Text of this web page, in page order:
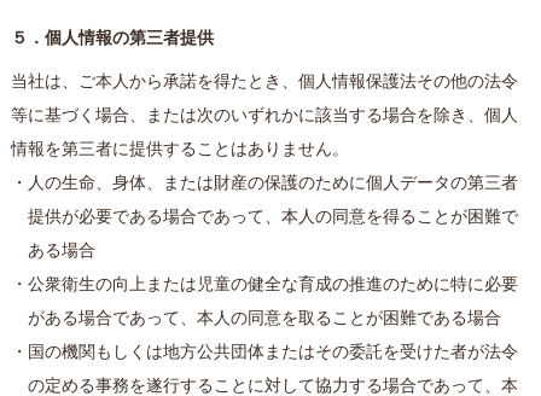
５．個人情報の第三者提供
当社は、ご本人から承諾を得たとき、個人情報保護法その他の法令
等に基づく場合、または次のいずれかに該当する場合を除き、個人
情報を第三者に提供することはありません。
・人の生命、身体、または財産の保護のために個人データの第三者
提供が必要である場合であって、本人の同意を得ることが困難で
ある場合
・公衆衛生の向上または児童の健全な育成の推進のために特に必要
がある場合であって、本人の同意を取ることが困難である場合
・国の機関もしくは地方公共団体またはその委託を受けた者が法令
の定める事務を遂行することに対して協力する場合であって、本